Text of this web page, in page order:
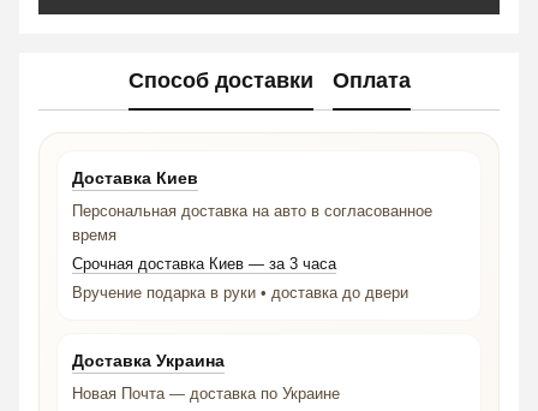
Способ доставки Оплата
Доставка Киев
Персональная доставка на авто в согласованное
время
Срочная доставка Киев — за 3 часа
Вручение подарка в руки • доставка до двери
Доставка Украина
Новая Почта — доставка по Украине